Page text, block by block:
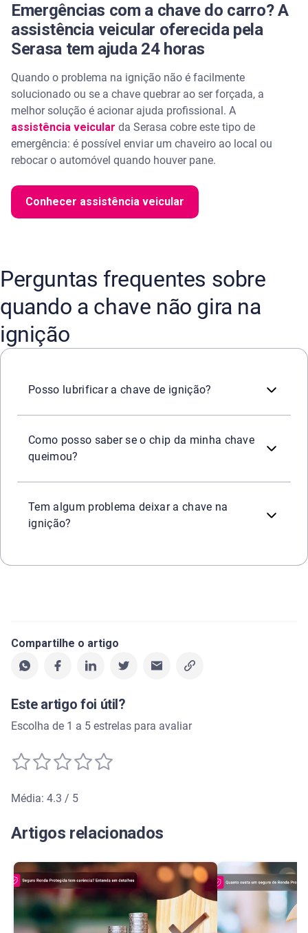
Emergências com a chave do carro? A
assistência veicular oferecida pela
Serasa tem ajuda 24 horas
Quando o problema na ignição não é facilmente
solucionado ou se a chave quebrar ao ser forçada, a
melhor solução é acionar ajuda profissional. A
assistência veicular da Serasa cobre este tipo de
emergência: é possível enviar um chaveiro ao local ou
rebocar o automóvel quando houver pane.
Conhecer assistência veicular
Perguntas frequentes sobre
quando a chave não gira na
ignição
Posso lubrificar a chave de ignição?
Como posso saber se o chip da minha chave
queimou?
Tem algum problema deixar a chave na
ignição?
Compartilhe o artigo
Este artigo foi útil?
Escolha de 1 a 5 estrelas para avaliar
Média: 4.3 / 5
Artigos relacionados